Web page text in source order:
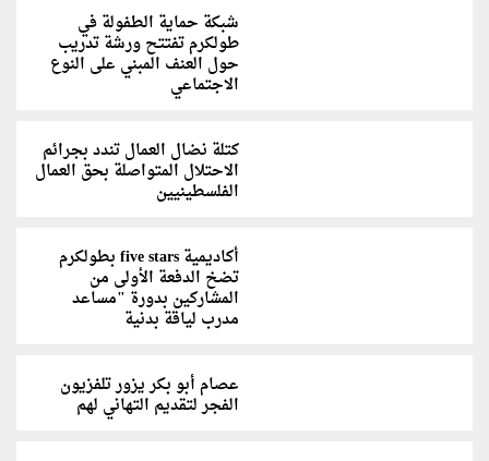
شبكة حماية الطفولة في
طولكرم تفتتح ورشة تدريب
حول العنف المبني على النوع
الاجتماعي
كتلة نضال العمال تندد بجرائم
الاحتلال المتواصلة بحق العمال
الفلسطينيين
أكاديمية five stars بطولكرم
تضخ الدفعة الأولى من
المشاركين بدورة "مساعد
مدرب لياقة بدنية
عصام أبو بكر يزور تلفزيون
الفجر لتقديم التهاني لهم